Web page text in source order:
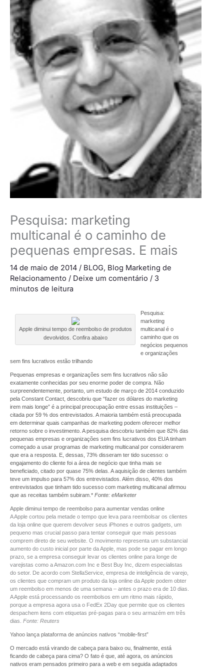
Pesquisa: marketing
multicanal é o caminho de
pequenas empresas. E mais
14 de maio de 2014 / BLOG, Blog Marketing de
Relacionamento / Deixe um comentário / 3
minutos de leitura
Apple diminui tempo de reembolso de produtos
devolvidos. Confira abaixo
Pesquisa:
marketing
multicanal é o
caminho que os
negócios pequenos
e organizações
sem fins lucrativos estão trilhando
Pequenas empresas e organizações sem fins lucrativos não são
exatamente conhecidas por seu enorme poder de compra. Não
surpreendentemente, portanto, um estudo de março de 2014 conduzido
pela Constant Contact, descobriu que “fazer os dólares do marketing
irem mais longe” é a principal preocupação entre essas instituições –
citada por 59 % dos entrevistados. A maioria também está preocupada
em determinar quais campanhas de marketing podem oferecer melhor
retorno sobre o investimento. A pesquisa descobriu também que 82% das
pequenas empresas e organizações sem fins lucrativos dos EUA tinham
começado a usar programas de marketing multicanal por considerarem
que era a resposta. E, dessas, 73% disseram ter tido sucesso: o
engajamento do cliente foi a área de negócio que tinha mais se
beneficiado, citado por quase 75% delas. A aquisição de clientes também
teve um impulso para 57% dos entrevistados. Além disso, 40% dos
entrevistados que tinham tido sucesso com marketing multicanal afirmou
que as receitas também subiram.* Fonte: eMarketer
Apple diminui tempo de reembolso para aumentar vendas online
A Apple cortou pela metade o tempo que leva para reembolsar os clientes
da loja online que querem devolver seus iPhones e outros gadgets, um
pequeno mas crucial passo para tentar conseguir que mais pessoas
comprem direto de seu website. O movimento representa um substancial
aumento do custo inicial por parte da Apple, mas pode se pagar em longo
prazo, se a empresa conseguir levar os clientes online para longe de
varejistas como a Amazon.com Inc e Best Buy Inc, dizem especialistas
do setor. De acordo com StellaService, empresa de inteligência de varejo,
os clientes que compram um produto da loja online da Apple podem obter
um reembolso em menos de uma semana – antes o prazo era de 10 dias.
A Apple está processando os reembolsos em um ritmo mais rápido,
porque a empresa agora usa o FedEx 2Day que permite que os clientes
despachem itens com etiquetas pré-pagas para o seu armazém em três
dias. Fonte: Reuters
Yahoo lança plataforma de anúncios nativos “mobile-first”
O mercado está virando de cabeça para baixo ou, finalmente, está
ficando de cabeça para cima? O fato é que, até agora, os anúncios
nativos eram pensados primeiro para a web e em seguida adaptados